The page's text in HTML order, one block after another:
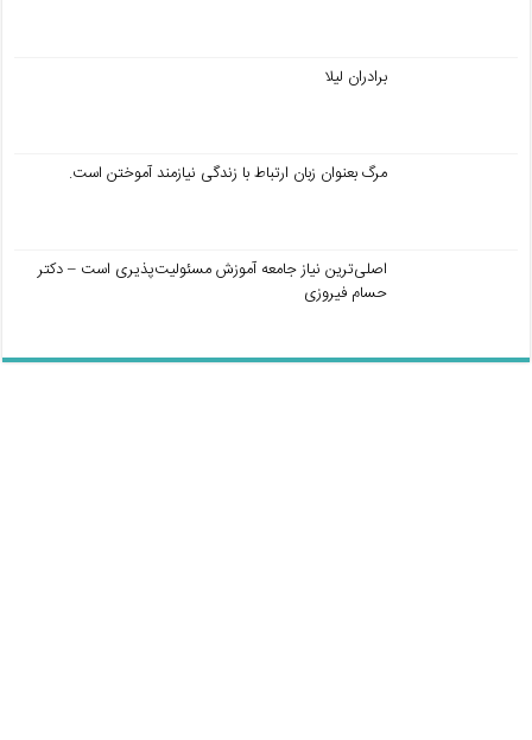
برادران لیلا
مرگ بعنوان زبان ارتباط با زندگی نیازمند آموختن است.
اصلی‌ترین نیاز جامعه آموزش مسئولیت‌پذیری است – دکتر
حسام فیروزی